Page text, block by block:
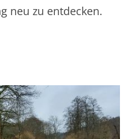
neu zu entdecken.